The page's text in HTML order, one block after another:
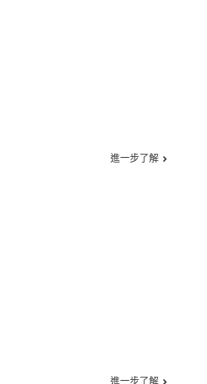
進一步了解
進一步了解